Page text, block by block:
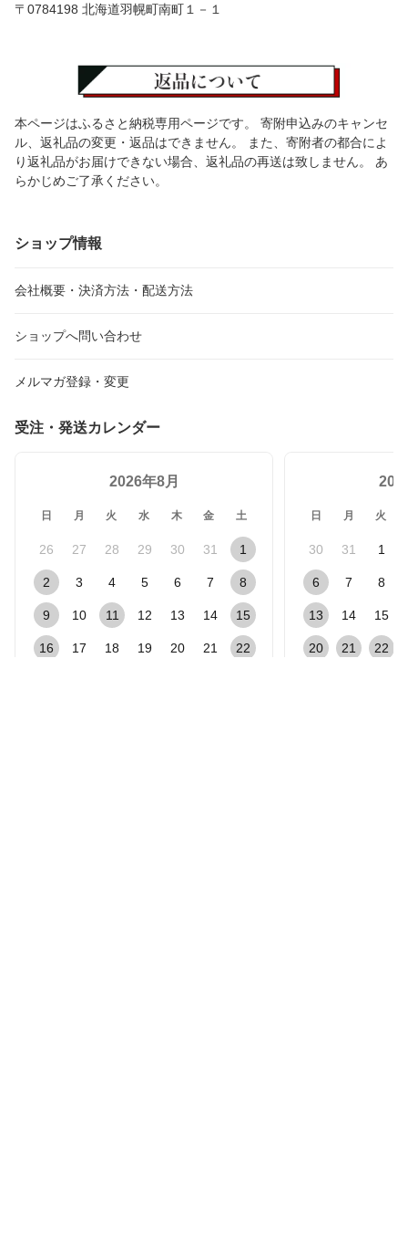
〒0784198 北海道羽幌町南町１－１
本ページはふるさと納税専用ページです。 寄附申込みのキャンセ
ル、返礼品の変更・返品はできません。 また、寄附者の都合によ
り返礼品がお届けできない場合、返礼品の再送は致しません。 あ
らかじめご了承ください。
ショップ情報
会社概要・決済方法・配送方法
ショップへ問い合わせ
メルマガ登録・変更
受注・発送カレンダー
2026年8月
日 月 火 水 木 金 土
26 27 28 29 30 31 1
2 3 4 5 6 7 8
9 10 11 12 13 14 15
16 17 18 19 20 21 22
日 月 火
30 31 1
6 7 8
13 14 15
20 21 22